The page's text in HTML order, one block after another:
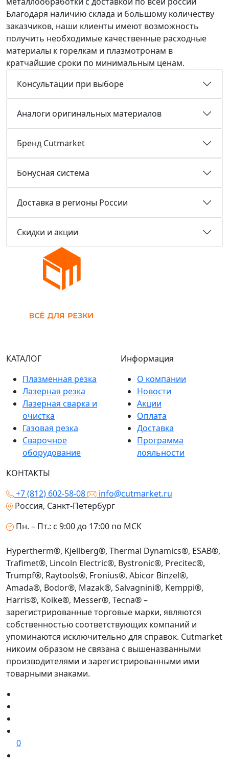
Благодаря наличию склада и большому количеству
заказчиков, наши клиенты имеют возможность
получить необходимые качественные расходные
материалы к горелкам и плазмотронам в
кратчайшие сроки по минимальным ценам.
Консультации при выборе
Аналоги оригинальных материалов
Бренд Cutmarket
Бонусная система
Доставка в регионы России
Скидки и акции
КАТАЛОГ
Плазменная резка
Лазерная резка
Лазерная сварка и
очистка
Газовая резка
Сварочное
оборудование
Информация
О компании
Новости
Акции
Оплата
Доставка
Программа
лояльности
КОНТАКТЫ
+7 (812) 602-58-08
info@cutmarket.ru
Россия, Санкт-Петербург
Пн. – Пт.: с 9:00 до 17:00 по МСК
Hypertherm®, Kjellberg®, Thermal Dynamics®, ESAB®,
Trafimet®, Lincoln Electric®, Bystronic®, Precitec®,
Trumpf®, Raytools®, Fronius®, Abicor Binzel®,
Amada®, Bodor®, Mazak®, Salvagnini®, Kemppi®,
Harris®, Koike®, Messer®, Tecna® –
зарегистрированные торговые марки, являются
собственностью соответствующих компаний и
упоминаются исключительно для справок. Cutmarket
никоим образом не связана с вышеназванными
производителями и зарегистрированными ими
товарными знаками.
0